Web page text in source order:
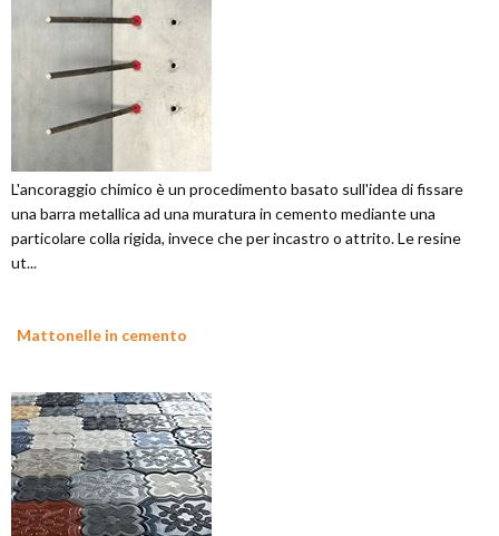
L'ancoraggio chimico è un procedimento basato sull'idea di fissare
una barra metallica ad una muratura in cemento mediante una
particolare colla rigida, invece che per incastro o attrito. Le resine
ut...
Mattonelle in cemento